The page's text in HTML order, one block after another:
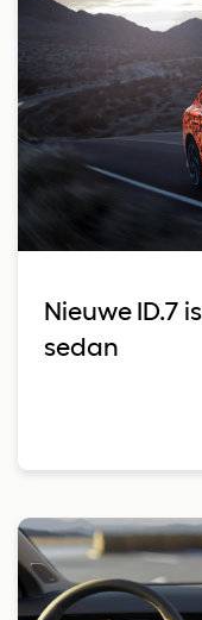
Nieuwe ID.7
sedan